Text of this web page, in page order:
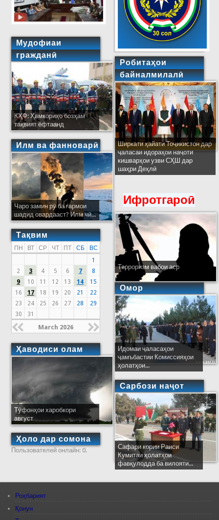
Мудофиаи
гражданӣ
КҲФ: Ҳамкориҳо бозҳам
тақвият ёфтаанд
Илм ва фанноварӣ
Чаро замин рӯ ба гармои
шадид овардааст? Илм чӣ...
Тақвим
ПН ВТ СР ЧТ ПТ СБ
ВС
1
2
3 4 5 6 7
8
9
10 11 12 13 14
15
16
17 18 19 20 21
22
23
24 25 26 27 28
29
30
31
March 2026
Ҳаводиси олам
Тӯфонҳои харобкори
август
Ҳоло дар сомона
Пользователей онлайн: 0.
Робитаҳои
байналмилалӣ
Ширкати ҳайати Тоҷикистон дар
ҷаласаи идораҳои наҷоти
кишварҳои узви СҲШ дар
шаҳри Деҳлӣ
Ифротгароӣ
Терроризм вабои аср
Омор
Идомаи ҷаласаҳои
ҷамъбастии Комиссияҳои
ҳолатҳои...
Сарбози наҷот
Сафари кории Раиси
Кумитаи ҳолатҳои
фавқулодда ба вилояти...
Роҳбарият
Қонун